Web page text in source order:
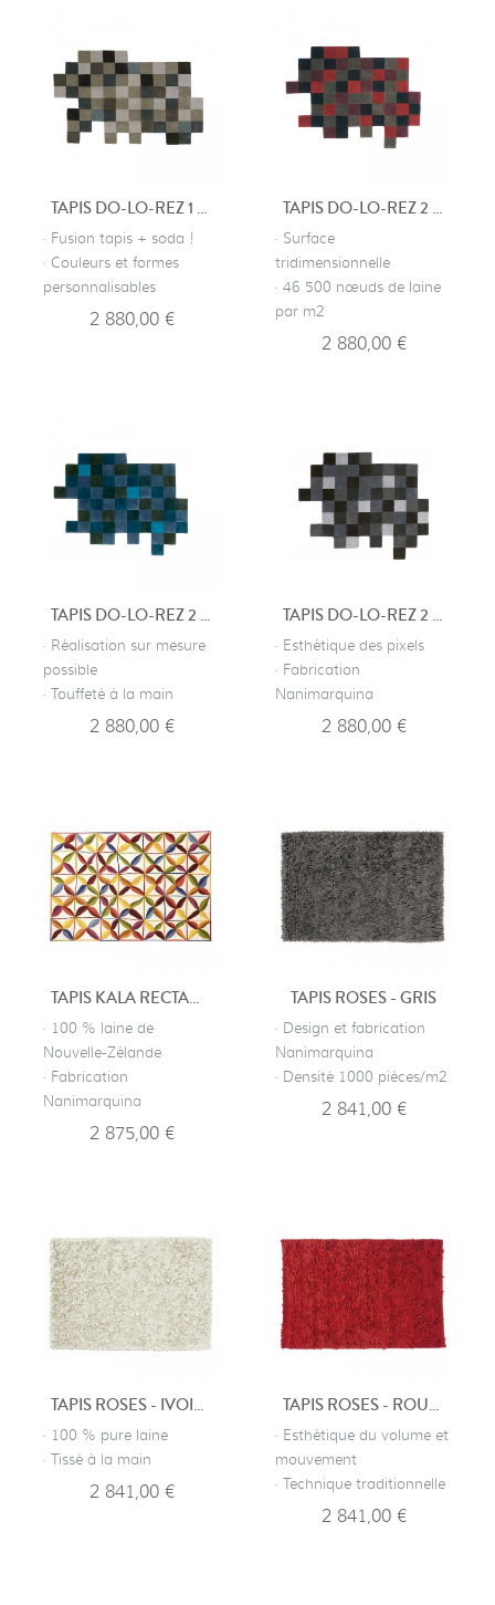
TAPIS DO-LO-REZ 1 GRIS
· Fusion tapis + soda !
· Couleurs et formes
personnalisables
2 880,00 €
TAPIS DO-LO-REZ 2 ROUGE
· Surface
tridimensionnelle
· 46 500 nœuds de laine
par m2
2 880,00 €
TAPIS DO-LO-REZ 2 BLEU
· Réalisation sur mesure
possible
· Touffeté à la main
2 880,00 €
TAPIS DO-LO-REZ 2 GRIS
· Esthétique des pixels
· Fabrication
Nanimarquina
2 880,00 €
TAPIS KALA RECTANGULAIRE
· 100 % laine de
Nouvelle-Zélande
· Fabrication
Nanimarquina
2 875,00 €
TAPIS ROSES - GRIS
· Design et fabrication
Nanimarquina
· Densité 1000 pièces/m2
2 841,00 €
TAPIS ROSES - IVOIRE
· 100 % pure laine
· Tissé à la main
2 841,00 €
TAPIS ROSES - ROUGE
· Esthétique du volume et
mouvement
· Technique traditionnelle
2 841,00 €